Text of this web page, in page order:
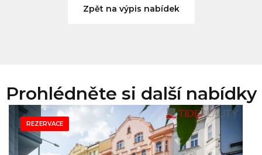
Zpět na výpis nabídek
Prohlédněte si další nabídky
REZERVACE